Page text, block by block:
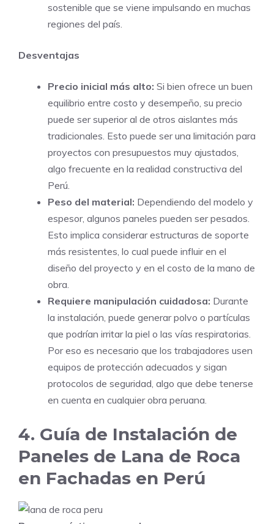
sostenible que se viene impulsando en muchas
regiones del país.
Desventajas
Precio inicial más alto: Si bien ofrece un buen
equilibrio entre costo y desempeño, su precio
puede ser superior al de otros aislantes más
tradicionales. Esto puede ser una limitación para
proyectos con presupuestos muy ajustados,
algo frecuente en la realidad constructiva del
Perú.
Peso del material: Dependiendo del modelo y
espesor, algunos paneles pueden ser pesados.
Esto implica considerar estructuras de soporte
más resistentes, lo cual puede influir en el
diseño del proyecto y en el costo de la mano de
obra.
Requiere manipulación cuidadosa: Durante
la instalación, puede generar polvo o partículas
que podrían irritar la piel o las vías respiratorias.
Por eso es necesario que los trabajadores usen
equipos de protección adecuados y sigan
protocolos de seguridad, algo que debe tenerse
en cuenta en cualquier obra peruana.
4. Guía de Instalación de
Paneles de Lana de Roca
en Fachadas en Perú